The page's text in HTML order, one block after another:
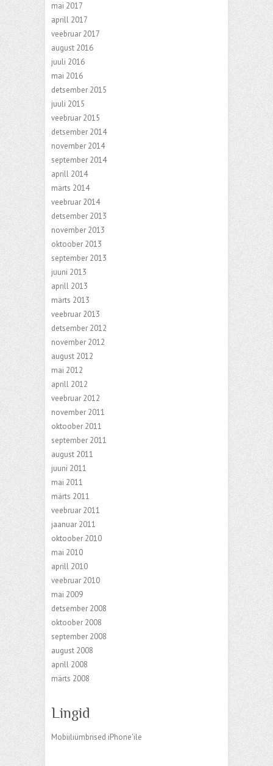
mai 2017
aprill 2017
veebruar 2017
august 2016
juuli 2016
mai 2016
detsember 2015
juuli 2015
veebruar 2015
detsember 2014
november 2014
september 2014
aprill 2014
märts 2014
veebruar 2014
detsember 2013
november 2013
oktoober 2013
september 2013
juuni 2013
aprill 2013
märts 2013
veebruar 2013
detsember 2012
november 2012
august 2012
mai 2012
aprill 2012
veebruar 2012
november 2011
oktoober 2011
september 2011
august 2011
juuni 2011
mai 2011
märts 2011
veebruar 2011
jaanuar 2011
oktoober 2010
mai 2010
aprill 2010
veebruar 2010
mai 2009
detsember 2008
oktoober 2008
september 2008
august 2008
aprill 2008
märts 2008
Lingid
Mobiiliümbrised iPhone'ile